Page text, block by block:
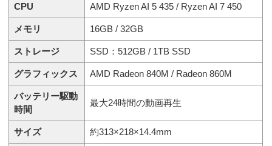
CPU AMD Ryzen AI 5 435 / Ryzen AI 7 450
メモリ 16GB / 32GB
ストレージ SSD：512GB / 1TB SSD
グラフィックス AMD Radeon 840M / Radeon 860M
バッテリー駆動
時間
最大24時間の動画再生
サイズ 約313×218×14.4mm